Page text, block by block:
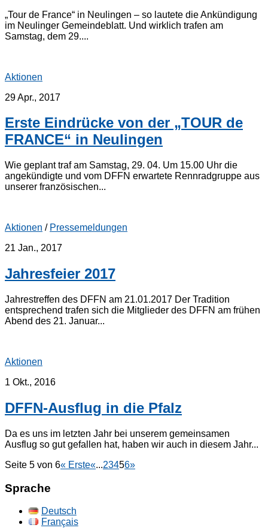
„Tour de France“ in Neulingen – so lautete die Ankündigung
im Neulinger Gemeindeblatt. Und wirklich trafen am
Samstag, dem 29....
Aktionen
29 Apr., 2017
Erste Eindrücke von der „TOUR de
FRANCE“ in Neulingen
Wie geplant traf am Samstag, 29. 04. Um 15.00 Uhr die
angekündigte und vom DFFN erwartete Rennradgruppe aus
unserer französischen...
Aktionen / Pressemeldungen
21 Jan., 2017
Jahresfeier 2017
Jahrestreffen des DFFN am 21.01.2017 Der Tradition
entsprechend trafen sich die Mitglieder des DFFN am frühen
Abend des 21. Januar...
Aktionen
1 Okt., 2016
DFFN-Ausflug in die Pfalz
Da es uns im letzten Jahr bei unserem gemeinsamen
Ausflug so gut gefallen hat, haben wir auch in diesem Jahr...
Seite 5 von 6« Erste«...23456»
Sprache
Deutsch
Français